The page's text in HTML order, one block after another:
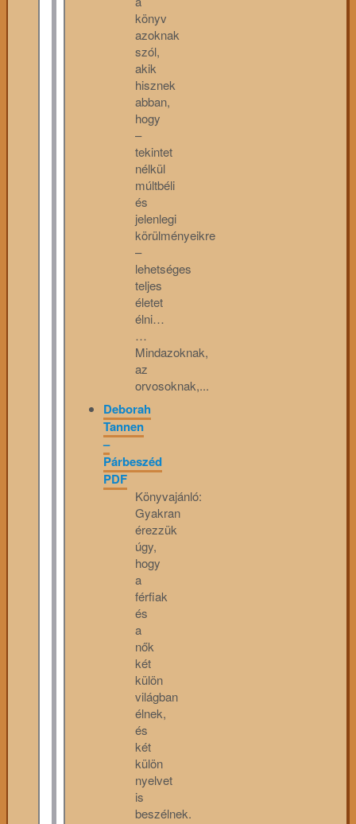
könyv
azoknak
szól,
akik
hisznek
abban,
hogy
–
tekintet
nélkül
múltbéli
és
jelenlegi
körülményeikre
–
lehetséges
teljes
életet
élni…
…
Mindazoknak,
az
orvosoknak,...
Deborah
Tannen
–
Párbeszéd
PDF
Könyvajánló:
Gyakran
érezzük
úgy,
hogy
a
férfiak
és
a
nők
két
külön
világban
élnek,
és
két
külön
nyelvet
is
beszélnek.